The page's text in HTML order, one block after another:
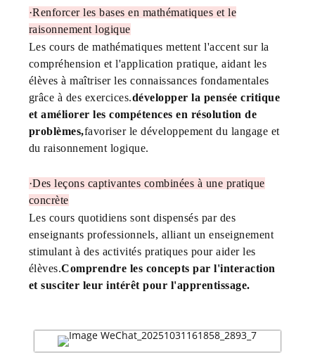
·Renforcer les bases en mathématiques et le
raisonnement logique
Les cours de mathématiques mettent l'accent sur la
compréhension et l'application pratique, aidant les
élèves à maîtriser les connaissances fondamentales
grâce à des exercices.développer la pensée critique
et améliorer les compétences en résolution de
problèmes,favoriser le développement du langage et
du raisonnement logique.
·Des leçons captivantes combinées à une pratique
concrète
Les cours quotidiens sont dispensés par des
enseignants professionnels, alliant un enseignement
stimulant à des activités pratiques pour aider les
élèves.Comprendre les concepts par l'interaction
et susciter leur intérêt pour l'apprentissage.